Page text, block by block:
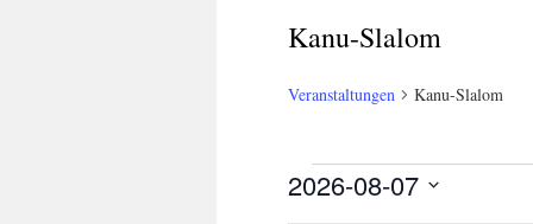
Kanu-Slalom
Veranstaltungen Kanu-Slalom
Veranstaltungen
2026-08-07